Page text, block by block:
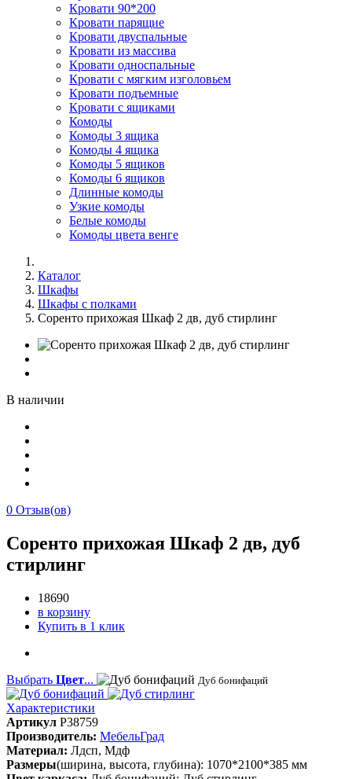
Кровати 90*200
Кровати парящие
Кровати двуспальные
Кровати из массива
Кровати односпальные
Кровати с мягким изголовьем
Кровати подъемные
Кровати с ящиками
Комоды
Комоды 3 ящика
Комоды 4 ящика
Комоды 5 ящиков
Комоды 6 ящиков
Длинные комоды
Узкие комоды
Белые комоды
Комоды цвета венге
Каталог
Шкафы
Шкафы с полками
Соренто прихожая Шкаф 2 дв, дуб стирлинг
В наличии
0 Отзыв(ов)
Соренто прихожая Шкаф 2 дв, дуб
стирлинг
18690
в корзину
Купить в 1 клик
Выбрать Цвет... Дуб бонифаций
Характеристики
Артикул P38759
Производитель: МебельГрад
Материал: Лдсп, Мдф
Размеры(ширина, высота, глубина): 1070*2100*385 мм